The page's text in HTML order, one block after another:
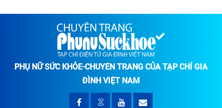
PHỤ NỮ SỨC KHỎE-CHUYÊN TRANG CỦA TẠP CHÍ GIA
ĐÌNH VIỆT NAM